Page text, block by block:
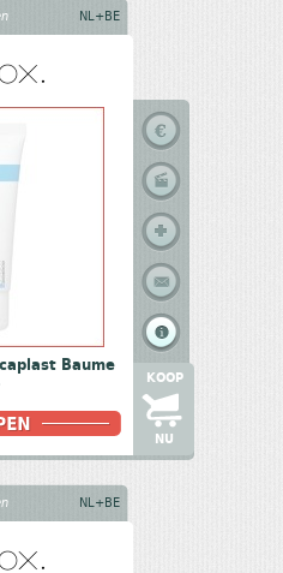
NL+BE
Baume
KOOP
NU
NL+BE